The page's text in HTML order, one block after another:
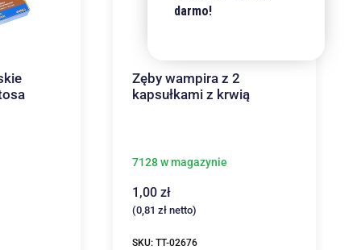
Zęby wampira z 2
kapsułkami z krwią
7128 w magazynie
1,00 zł
(0,81 zł netto)
SKU: TT-02676
darmo!